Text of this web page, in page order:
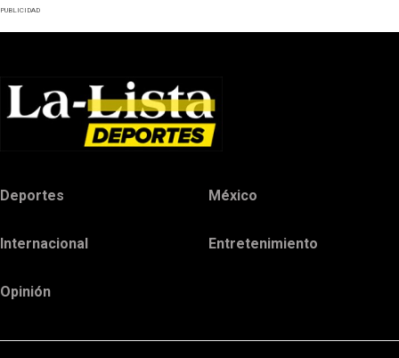
PUBLICIDAD
Deportes México
Internacional Entretenimiento
Opinión